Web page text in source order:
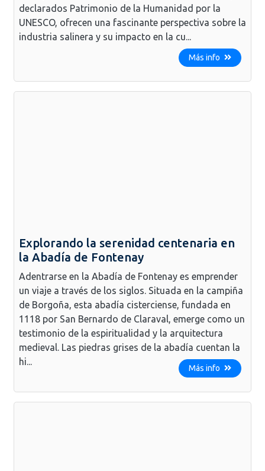
declarados Patrimonio de la Humanidad por la
UNESCO, ofrecen una fascinante perspectiva sobre la
industria salinera y su impacto en la cu...
Más info
Explorando la serenidad centenaria en
la Abadía de Fontenay
Adentrarse en la Abadía de Fontenay es emprender
un viaje a través de los siglos. Situada en la campiña
de Borgoña, esta abadía cisterciense, fundada en
1118 por San Bernardo de Claraval, emerge como un
testimonio de la espiritualidad y la arquitectura
medieval. Las piedras grises de la abadía cuentan la
hi...
Más info